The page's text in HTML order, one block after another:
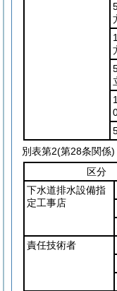
別表第2(第28条関係)
区分
下水道排水設備指
定工事店
責任技術者